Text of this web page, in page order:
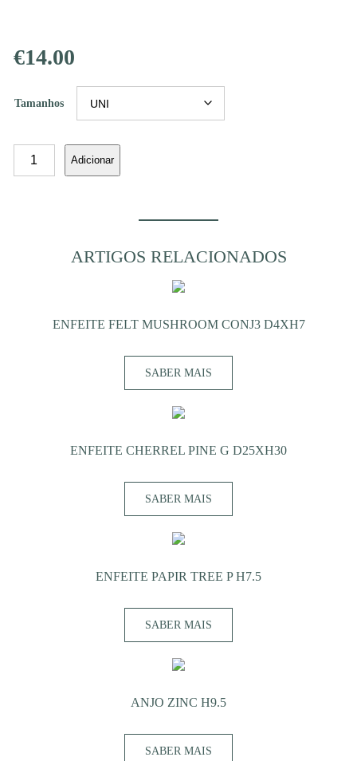
€14.00
Tamanhos
Adicionar
ARTIGOS RELACIONADOS
ENFEITE FELT MUSHROOM CONJ3 D4XH7
SABER MAIS
ENFEITE CHERREL PINE G D25XH30
SABER MAIS
ENFEITE PAPIR TREE P H7.5
SABER MAIS
ANJO ZINC H9.5
SABER MAIS